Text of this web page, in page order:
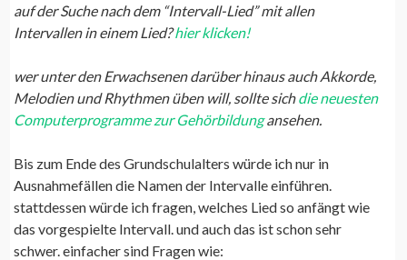
auf der Suche nach dem “Intervall-Lied” mit allen
Intervallen in einem Lied?hier klicken!
wer unter den Erwachsenen darüber hinaus auch Akkorde,
Melodien und Rhythmen üben will, sollte sichdie neuesten
Computerprogramme zur Gehörbildungansehen.
Bis zum Ende des Grundschulalters würde ich nur in
Ausnahmefällen die Namen der Intervalle einführen.
stattdessen würde ich fragen, welches Lied so anfängt wie
das vorgespielte Intervall. und auch das ist schon sehr
schwer. einfacher sind Fragen wie: